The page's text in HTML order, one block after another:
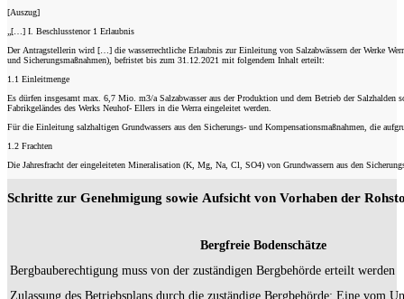
[Auszug]
„[…] I. Beschlusstenor 1 Erlaubnis
Der Antragstellerin wird […] die wasserrechtliche Erlaubnis zur Einleitung von Salzabwässern der Werke
und Sicherungsmaßnahmen), befristet bis zum 31.12.2021 mit folgendem Inhalt erteilt:
1.1 Einleitmenge
Es dürfen insgesamt max. 6,7 Mio. m3/a Salzabwasser aus der Produktion und dem Betrieb der Salzhalden
Fabrikgeländes des Werks Neuhof- Ellers in die Werra eingeleitet werden.
Für die Einleitung salzhaltigen Grundwassers aus den Sicherungs- und Kompensationsmaßnahmen, die
1.2 Frachten
Die Jahresfracht der eingeleiteten Mineralisation (K, Mg, Na, Cl, SO4) von Grundwassern aus den
Schritte zur Genehmigung sowie Aufsicht von Vorhaben der
Bergfreie Bodenschätze
Bergbauberechtigung muss von der zuständigen Bergbehörde erteilt werden
Zulassung des Betriebsplans durch die zuständige Bergbehörde: Eine vom